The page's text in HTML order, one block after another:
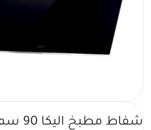
شفاط مطبخ اليكا 90 سم – اسود